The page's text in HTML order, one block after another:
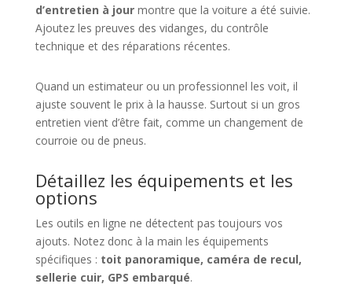
d’entretien à jourmontre que la voiture a été suivie.
Ajoutez les preuves des vidanges, du contrôle
technique et des réparations récentes.
Quand un estimateur ou un professionnel les voit, il
ajuste souvent le prix à la hausse. Surtout si un gros
entretien vient d’être fait, comme un changement de
courroie ou de pneus.
Détaillez les équipements et les
options
Les outils en ligne ne détectent pas toujours vos
ajouts. Notez donc à la main les équipements
spécifiques : toit panoramique, caméra de recul,
sellerie cuir, GPS embarqué.